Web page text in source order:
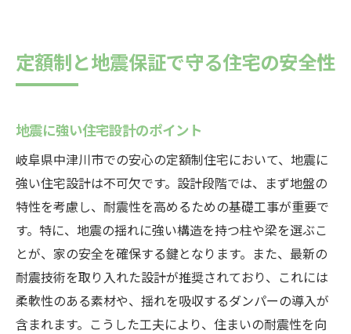
定額制と地震保証で守る住宅の安全性
地震に強い住宅設計のポイント
岐阜県中津川市での安心の定額制住宅において、地震に
強い住宅設計は不可欠です。設計段階では、まず地盤の
特性を考慮し、耐震性を高めるための基礎工事が重要で
す。特に、地震の揺れに強い構造を持つ柱や梁を選ぶこ
とが、家の安全を確保する鍵となります。また、最新の
耐震技術を取り入れた設計が推奨されており、これには
柔軟性のある素材や、揺れを吸収するダンパーの導入が
含まれます。こうした工夫により、住まいの耐震性を向